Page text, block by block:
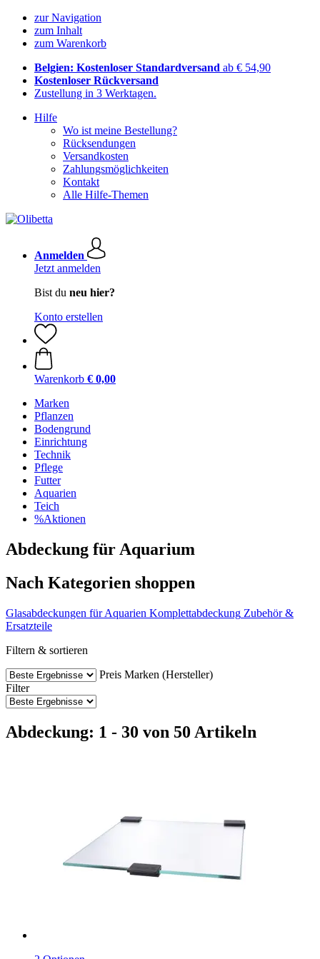
zur Navigation
zum Inhalt
zum Warenkorb
Belgien: Kostenloser Standardversand ab € 54,90
Kostenloser Rückversand
Zustellung in 3 Werktagen.
Hilfe
Wo ist meine Bestellung?
Rücksendungen
Versandkosten
Zahlungsmöglichkeiten
Kontakt
Alle Hilfe-Themen
Anmelden
Jetzt anmelden
Bist du neu hier?
Konto erstellen
Warenkorb € 0,00
Marken
Pflanzen
Bodengrund
Einrichtung
Technik
Pflege
Futter
Aquarien
Teich
%Aktionen
Abdeckung für Aquarium
Nach Kategorien shoppen
Glasabdeckungen für Aquarien Komplettabdeckung Zubehör &
Ersatzteile
Filtern & sortieren
Preis Marken (Hersteller)
Filter
Abdeckung: 1 - 30 von 50 Artikeln